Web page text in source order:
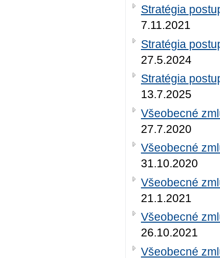
Stratégia
7.11.2021
Stratégia
27.5.2024
Stratégia
13.7.2025
Všeobecné
27.7.2020
Všeobecné
31.10.2020
Všeobecné
21.1.2021
Všeobecné
26.10.2021
Všeobecné